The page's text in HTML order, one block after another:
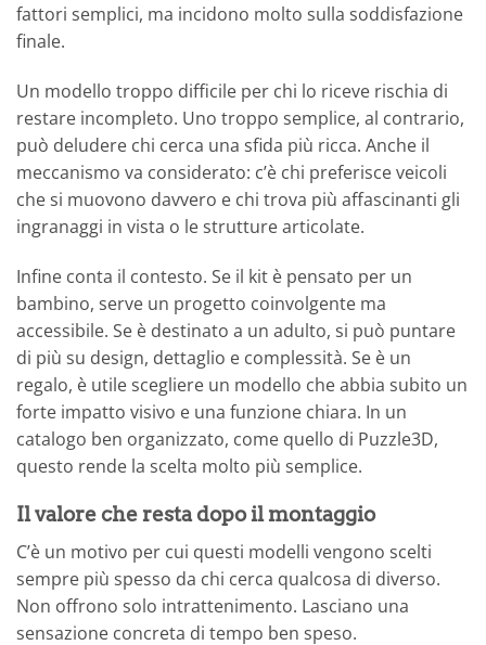
fattori semplici, ma incidono molto sulla soddisfazione
finale.
Un modello troppo difficile per chi lo riceve rischia di
restare incompleto. Uno troppo semplice, al contrario,
può deludere chi cerca una sfida più ricca. Anche il
meccanismo va considerato: c’è chi preferisce veicoli
che si muovono davvero e chi trova più affascinanti gli
ingranaggi in vista o le strutture articolate.
Infine conta il contesto. Se il kit è pensato per un
bambino, serve un progetto coinvolgente ma
accessibile. Se è destinato a un adulto, si può puntare
di più su design, dettaglio e complessità. Se è un
regalo, è utile scegliere un modello che abbia subito un
forte impatto visivo e una funzione chiara. In un
catalogo ben organizzato, come quello di Puzzle3D,
questo rende la scelta molto più semplice.
Il valore che resta dopo il montaggio
C’è un motivo per cui questi modelli vengono scelti
sempre più spesso da chi cerca qualcosa di diverso.
Non offrono solo intrattenimento. Lasciano una
sensazione concreta di tempo ben speso.